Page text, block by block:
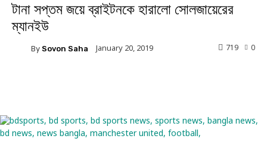
টানা সপ্তম জয়ে ব্রাইটনকে হারালো সোলজায়েরের
ম্যানইউ
By Sovon Saha January 20, 2019 0
719